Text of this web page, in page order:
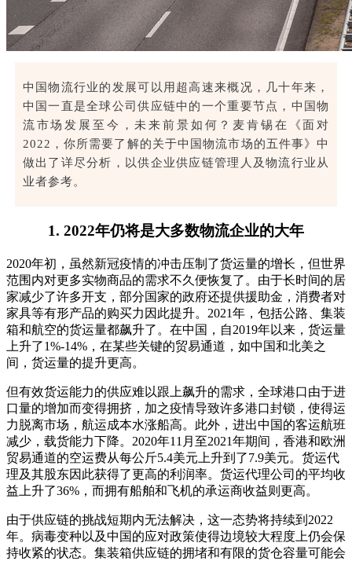
中国物流行业的发展可以用超高速来概况，几十年来，
中国一直是全球公司供应链中的一个重要节点，中国物
流市场发展至今，未来前景如何？麦肯锡在《面对
2022，你所需要了解的关于中国物流市场的五件事》中
做出了详尽分析，以供企业供应链管理人及物流行业从
业者参考。
1. 2022年仍将是大多数物流企业的大年
2020年初，虽然新冠疫情的冲击压制了货运量的增长，但世界
范围内对更多实物商品的需求不久便恢复了。由于长时间的居
家减少了许多开支，部分国家的政府还提供援助金，消费者对
家具等有形产品的购买力因此提升。2021年，包括公路、集装
箱和航空的货运量都飙升了。在中国，自2019年以来，货运量
上升了1%-14%，在某些关键的贸易通道，如中国和北美之
间，货运量的提升更高。
但有效货运能力的供应难以跟上飙升的需求，全球港口由于进
口量的增加而变得拥挤，加之疫情导致许多港口封锁，使得运
力脱离市场，航运成本水涨船高。此外，进出中国的客运航班
减少，载货能力下降。2020年11月至2021年期间，香港和欧洲
贸易通道的空运费从每公斤5.4美元上升到了7.9美元。货运代
理及其股东因此获得了更高的利润率。货运代理公司的平均收
益上升了36%，而拥有船舶和飞机的承运商收益则更高。
由于供应链的挑战短期内无法解决，这一态势将持续到2022
年。病毒变种以及中国的应对政策使得边境较大程度上仍会保
持收紧的状态。集装箱供应链的拥堵和有限的货仓容量可能会